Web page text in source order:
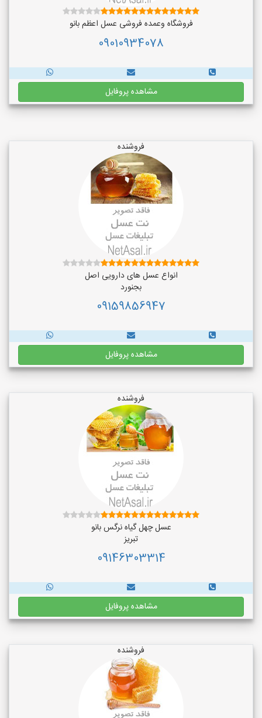
فروشگاه وعمده فروشی عسل اعظم بانو
09010934078
مشاهده پروفایل
فروشنده
انواع عسل های دارویی اصل
بجنورد
09159856947
مشاهده پروفایل
فروشنده
عسل چهل گیاه نرگس بانو
تبریز
09146303314
مشاهده پروفایل
فروشنده